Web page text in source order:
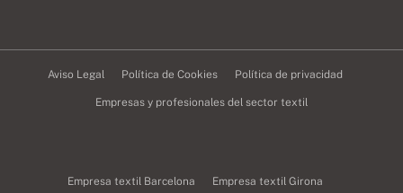
Aviso Legal Política de Cookies Política de privacidad
Empresas y profesionales del sector textil
Empresa textil Barcelona Empresa textil Girona